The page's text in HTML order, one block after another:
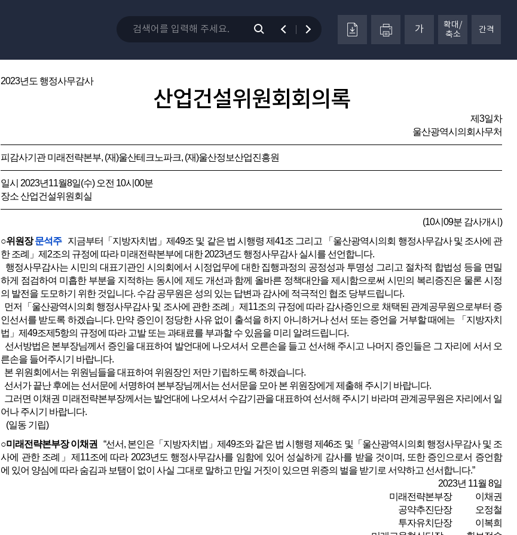
가
확대/
축소
간격
2023년도 행정사무감사
산업건설위원회회의록
제3일차
울산광역시의회사무처
피감사기관 미래전략본부, (재)울산테크노파크, (재)울산정보산업진흥원
일시 2023년11월8일(수) 오전 10시00분
장소 산업건설위원회실
(10시09분 감사개시)
○위원장문석주지금부터「지방자치법」제49조 및 같은 법 시행령 제41조 그리고 「울산광역시의회 행정사무감사 및 조사에 관
한 조례」제2조의 규정에 따라 미래전략본부에 대한 2023년도 행정사무감사 실시를 선언합니다.
행정사무감사는 시민의 대표기관인 시의회에서 시정업무에 대한 집행과정의 공정성과 투명성 그리고 절차적 합법성 등을 면밀
하게 점검하여 미흡한 부분을 지적하는 동시에 제도 개선과 함께 올바른 정책대안을 제시함으로써 시민의 복리증진은 물론 시정
의 발전을 도모하기 위한 것입니다. 수감 공무원은 성의 있는 답변과 감사에 적극적인 협조 당부드립니다.
먼저「울산광역시의회 행정사무감사 및 조사에 관한 조례」제11조의 규정에 따라 감사증인으로 채택된 관계공무원으로부터 증
인선서를 받도록 하겠습니다. 만약 증인이 정당한 사유 없이 출석을 하지 아니하거나 선서 또는 증언을 거부할 때에는 「지방자치
법」제49조제5항의 규정에 따라 고발 또는 과태료를 부과할 수 있음을 미리 알려드립니다.
선서방법은 본부장님께서 증인을 대표하여 발언대에 나오셔서 오른손을 들고 선서해 주시고 나머지 증인들은 그 자리에 서서 오
른손을 들어주시기 바랍니다.
본 위원회에서는 위원님들을 대표하여 위원장인 저만 기립하도록 하겠습니다.
선서가 끝난 후에는 선서문에 서명하여 본부장님께서는 선서문을 모아 본 위원장에게 제출해 주시기 바랍니다.
그러면 이채권 미래전략본부장께서는 발언대에 나오셔서 수감기관을 대표하여 선서해 주시기 바라며 관계공무원은 자리에서 일
어나 주시기 바랍니다.
(일동 기립)
○미래전략본부장 이채권
“선서, 본인은「지방자치법」제49조와 같은 법 시행령 제46조 및「울산광역시의회 행정사무감사 및 조
사에 관한 조례」제11조에 따라 2023년도 행정사무감사를 임함에 있어 성실하게 감사를 받을 것이며, 또한 증인으로서 증언함
에 있어 양심에 따라 숨김과 보탬이 없이 사실 그대로 말하고 만일 거짓이 있으면 위증의 벌을 받기로 서약하고 선서합니다.”
2023년 11월 8일
미래전략본부장 이채권
공약추진단장 오정철
투자유치단장 이복희